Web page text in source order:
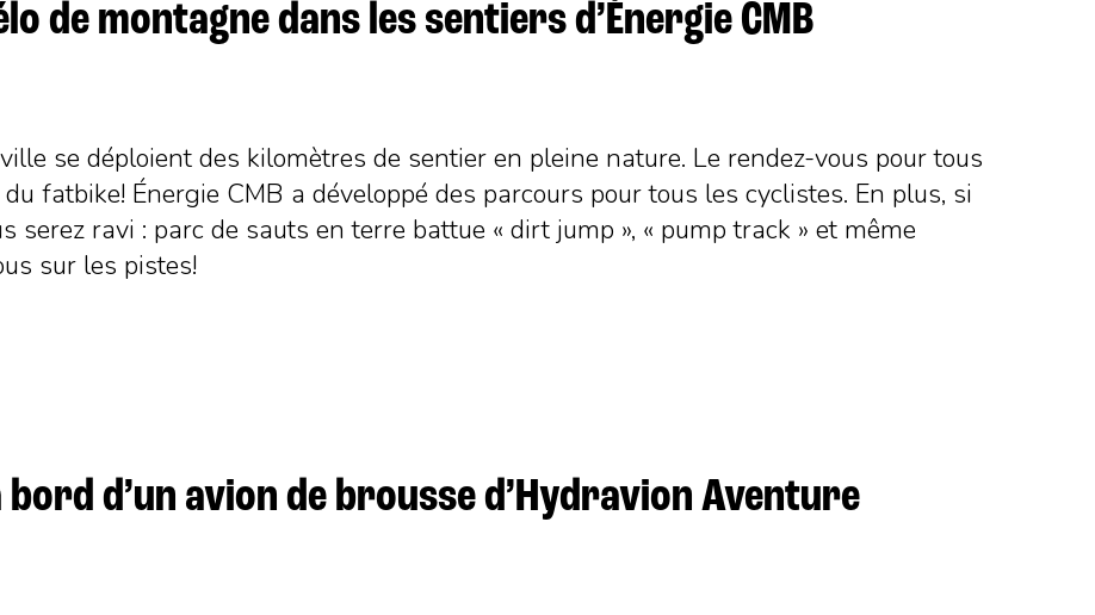
de montagne dans les sentiers d’Énergie CMB
se déploient des kilomètres de sentier en pleine nature. Le rendez-vous pour tous
fatbike! Énergie CMB a développé des parcours pour tous les cyclistes. En plus, si
serez ravi : parc de sauts en terre battue « dirt jump », « pump track » et même
sur les pistes!
d’un avion de brousse d’Hydravion Aventure